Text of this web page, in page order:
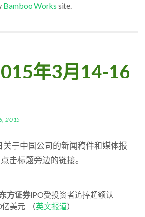
Bamboo Works site.
年3月14-16
2015
于中国公司的新闻稿件和媒体报
击标题旁边的链接。
东方证券IPO受投资者追捧超额认
美元 （英文报道）